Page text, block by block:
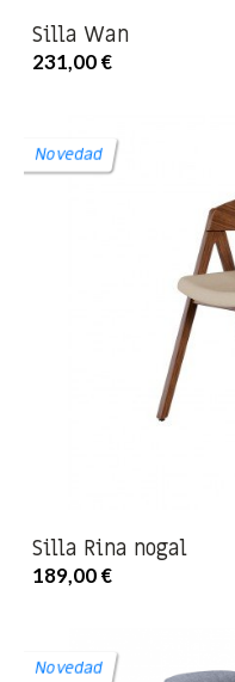
Silla Wan
231,00 €
Silla Rina nogal
189,00 €
Novedad
Novedad